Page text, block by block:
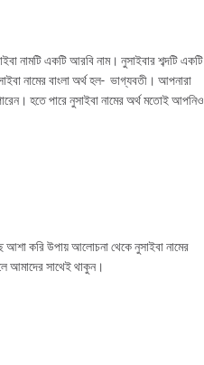
নামটি একটি আরবি নাম। নুসাইবার শব্দটি একটি
নামের বাংলা অর্থ হল- ভাগ্যবতী। আপনারা
হতে পারে নুসাইবা নামের অর্থ মতোই আপনিও
আশা করি উপায় আলোচনা থেকে নুসাইবা নামের
আমাদের সাথেই থাকুন।